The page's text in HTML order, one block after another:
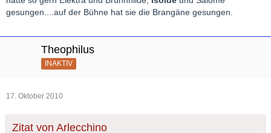
gesungen....auf der Bühne hat sie die Brangäne gesungen.
Theophilus
INAKTIV
17. Oktober 2010
Zitat von Arlecchino